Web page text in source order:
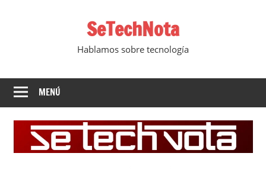
SeTechNota
Hablamos sobre tecnología
MENÚ